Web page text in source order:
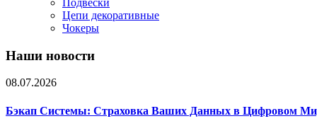
Подвески
Цепи декоративные
Чокеры
Наши новости
08.07.2026
Бэкап Системы: Страховка Ваших Данных в Цифровом